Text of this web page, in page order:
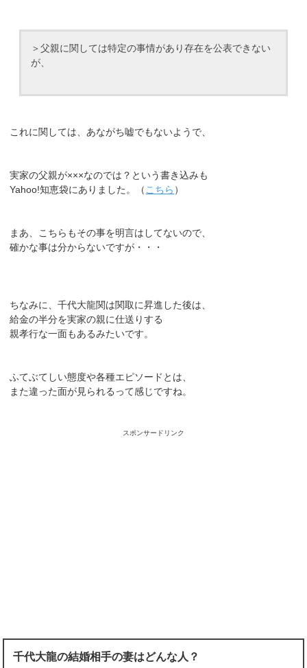
＞父親に関しては特定の事情があり存在を公表できない
が、
これに関しては、あながち嘘でもないようで、
実家の父親が×××なのでは？という書き込みも
Yahoo!知恵袋にありました。（こちら ）
まあ、こちらもその事を明言はしてないので、
確かな事は分からないですが・・・
ちなみに、千代大龍関は関取に昇進した後は、
給金の半分を実家の親に仕送りする
親孝行な一面もあるみたいです。
ふてぶてしい態度や各種エピソードとは、
また違った面が見られるって感じですね。
スポンサードリンク
千代大龍の結婚相手の妻はどんな人？